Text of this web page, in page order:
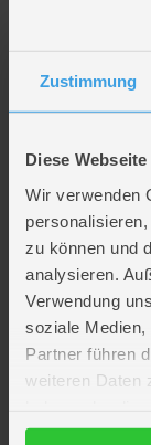
Zustimmung
Diese
Wir verwenden
zu können und
analysieren.
Verwendung
soziale Medien,
Partner führen
weiteren Daten
gesammelt
Tolle Bilder basteln
großes,
magische Stift hilft
Platte zu platzieren.
Deko aufstellen
Fördert
Artikelmerkmale